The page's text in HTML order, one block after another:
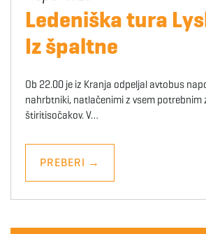
Ledeniška tura
Iz špaltne
Ob 22.00 je iz Kranja odpeljal avtobus
nahrbtniki, natlačenimi z vsem potrebnim
štiritisočakov. V…
PREBERI →